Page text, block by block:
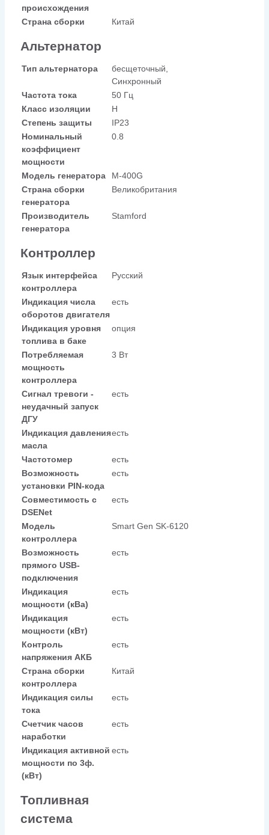
происхождения
Страна сборки
Китай
Альтернатор
Тип альтернатора
бесщеточный,
Синхронный
Частота тока
50 Гц
Класс изоляции
H
Степень защиты
IP23
Номинальный
коэффициент
мощности
0.8
Модель генератора
M-400G
Страна сборки
генератора
Великобритания
Производитель
генератора
Stamford
Контроллер
Язык интерфейса
контроллера
Русский
Индикация числа
оборотов двигателя
есть
Индикация уровня
топлива в баке
опция
Потребляемая
мощность
контроллера
3 Вт
Сигнал тревоги -
неудачный запуск
ДГУ
есть
Индикация давления
масла
есть
Частотомер
есть
Возможность
установки PIN-кода
есть
Совместимость c
DSENet
есть
Модель
контроллера
Smart Gen SK-6120
Возможность
прямого USB-
подключения
есть
Индикация
мощности (кВа)
есть
Индикация
мощности (кВт)
есть
Контроль
напряжения АКБ
есть
Страна сборки
контроллера
Китай
Индикация силы
тока
есть
Счетчик часов
наработки
есть
Индикация активной
мощности по 3ф.
(кВт)
есть
Топливная
система